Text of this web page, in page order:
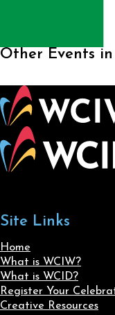
Other Events
Site Links
Home
What is WCIW?
What is WCID?
Register Your
Creative Resources